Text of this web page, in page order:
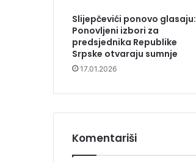
Slijepčevići ponovo glasaju:
Ponovljeni izbori za
predsjednika Republike
Srpske otvaraju sumnje
17.01.2026
Komentariši